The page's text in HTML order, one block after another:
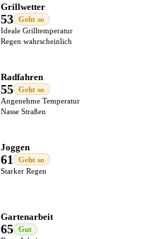
Grillwetter
53
Geht so
Ideale Grilltemperatur
Regen wahrscheinlich
Radfahren
55
Geht so
Angenehme Temperatur
Nasse Straßen
Joggen
61
Geht so
Starker Regen
Gartenarbeit
65
Gut